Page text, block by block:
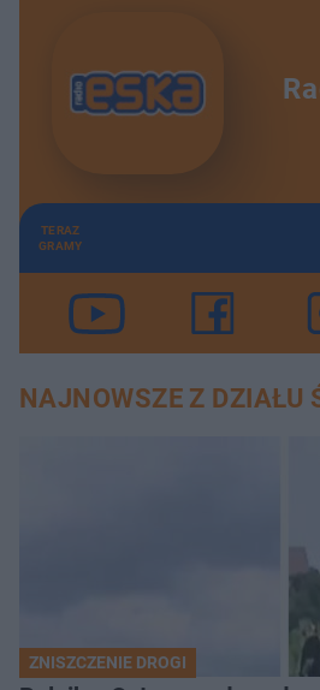
TERAZ
GRAMY
NAJNOWSZE Z DZIAŁU
ZNISZCZENIE DROGI